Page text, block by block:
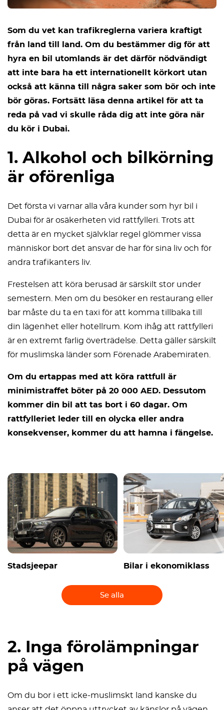
Som du vet kan trafikreglerna variera kraftigt
från land till land. Om du bestämmer dig för att
hyra en bil utomlands är det därför nödvändigt
att inte bara ha ett internationellt körkort utan
också att känna till några saker som bör och inte
bör göras. Fortsätt läsa denna artikel för att ta
reda på vad vi skulle råda dig att inte göra när
du kör i Dubai.
1. Alkohol och bilkörning
är oförenliga
Det första vi varnar alla våra kunder som hyr bil i
Dubai för är osäkerheten vid rattfylleri. Trots att
detta är en mycket självklar regel glömmer vissa
människor bort det ansvar de har för sina liv och för
andra trafikanters liv.
Frestelsen att köra berusad är särskilt stor under
semestern. Men om du besöker en restaurang eller
bar måste du ta en taxi för att komma tillbaka till
din lägenhet eller hotellrum. Kom ihåg att rattfylleri
är en extremt farlig överträdelse. Detta gäller särskilt
för muslimska länder som Förenade Arabemiraten.
Om du ertappas med att köra rattfull är
minimistraffet böter på 20 000 AED. Dessutom
kommer din bil att tas bort i 60 dagar. Om
rattfylleriet leder till en olycka eller andra
konsekvenser, kommer du att hamna i fängelse.
Stadsjeepar Bilar i ekonomiklass
Se alla
2. Inga förolämpningar
på vägen
Om du bor i ett icke-muslimskt land kanske du